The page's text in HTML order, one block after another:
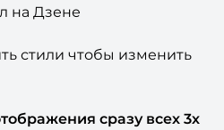
на Дзене
стили чтобы изменить
сразу всех 3х